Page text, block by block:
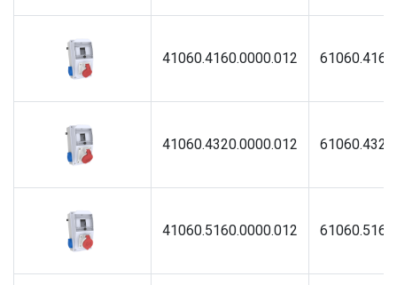
41060.4160.0000.012
41060.4320.0000.012
41060.5160.0000.012